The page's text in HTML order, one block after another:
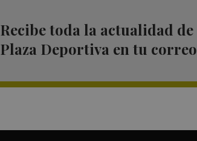
Recibe toda la actualidad de
Plaza Deportiva en tu correo